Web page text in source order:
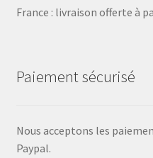
France : livraison offerte à
Paiement sécurisé
Nous acceptons les
Paypal.